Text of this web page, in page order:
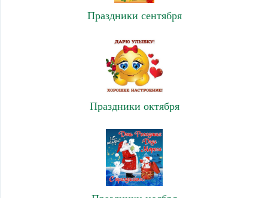
Праздники сентября
Праздники октября